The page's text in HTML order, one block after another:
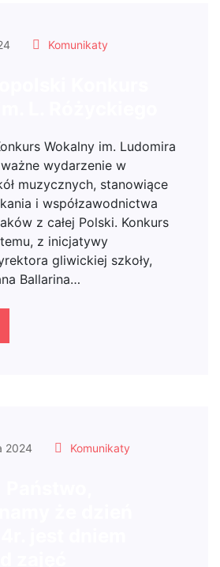
Komunikaty
Wokalny im. Ludomira
wydarzenie w
muzycznych, stanowiące
i współzawodnictwa
z całej Polski. Konkurs
z inicjatywy
gliwickiej szkoły,
Ballarina…
2024 Komunikaty